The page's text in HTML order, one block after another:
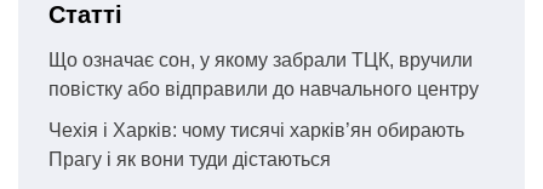
Статті
Що означає сон, у якому забрали ТЦК, вручили
повістку або відправили до навчального центру
Чехія і Харків: чому тисячі харків’ян обирають
Прагу і як вони туди дістаються